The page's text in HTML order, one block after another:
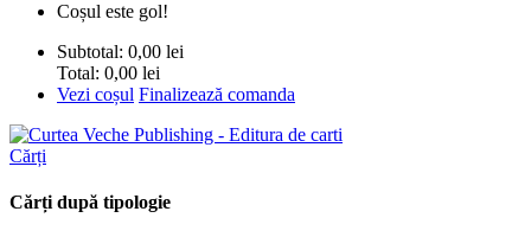
Coșul este gol!
Subtotal: 0,00 lei
Total: 0,00 lei
Vezi coșul Finalizează comanda
Cărți
Cărți după tipologie